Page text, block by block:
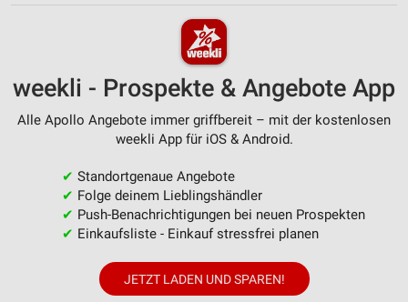
weekli - Prospekte & Angebote App
Alle Apollo Angebote immer griffbereit – mit der kostenlosen
weekli App für iOS & Android.
✔ Standortgenaue Angebote
✔ Folge deinem Lieblingshändler
✔ Push-Benachrichtigungen bei neuen Prospekten
✔ Einkaufsliste - Einkauf stressfrei planen
JETZT LADEN UND SPAREN!